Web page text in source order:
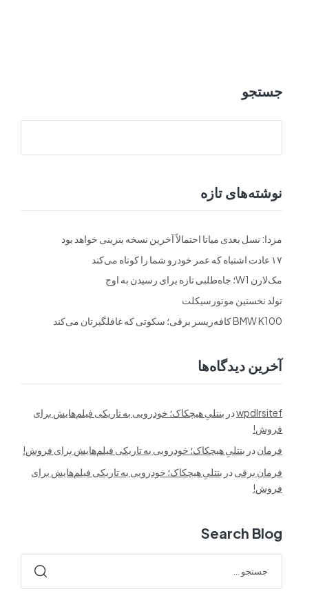
جستجو
نوشته‌های تازه
مزدا: نسل بعدی میاتا احتمالاً آخرین نسخه بنزینی خواهد بود
۱۷ عادت اشتباه که عمر خودرو شما را کوتاه می‌کند
مک‌لارن W1؛ جاه‌طلبی تازه برای رسیدن به اوج
تولد نخستین موتورسیکلت
BMW K100 کافه‌ریسر برقی؛ سکوتی که غافلگیرتان می‌کند
آخرین دیدگاه‌ها
wpdlrsitefدر بنتلیِ هیچکاک؛ خودرویی به تاریکی فیلم‌هایش برای
فروش!
فرماندر بنتلیِ هیچکاک؛ خودرویی به تاریکی فیلم‌هایش برای فروش!
فرمان برقیدر بنتلیِ هیچکاک؛ خودرویی به تاریکی فیلم‌هایش برای
فروش!
Search Blog